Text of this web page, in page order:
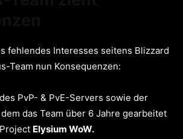
fehlendes Interesses seitens Blizzard
Team nun Konsequenzen:
PvP- & PvE-Servers sowie der
das Team über 6 Jahre gearbeitet
Elysium WoW.